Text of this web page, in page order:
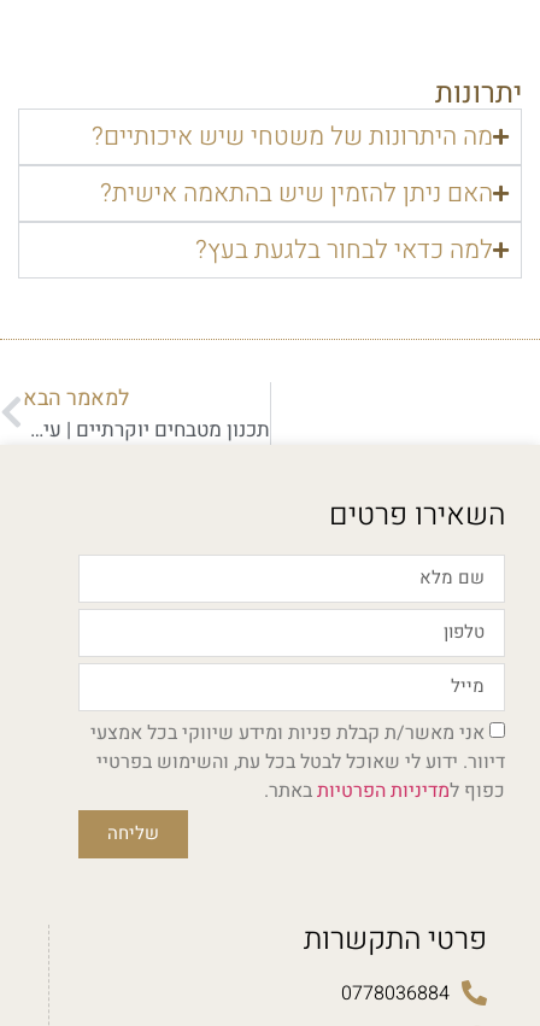
יתרונות
מה היתרונות של משטחי שיש איכותיים?
האם ניתן להזמין שיש בהתאמה אישית?
למה כדאי לבחור בלגעת בעץ?
למאמר הבא
תכנון מטבחים יוקרתיים | עיצוב מטבחים יוקרתיים
השאירו פרטים
אני מאשר/ת קבלת פניות ומידע שיווקי בכל אמצעי
דיוור. ידוע לי שאוכל לבטל בכל עת, והשימוש בפרטיי
כפוף למדיניות הפרטיותבאתר.
שליחה
פרטי התקשרות
0778036884